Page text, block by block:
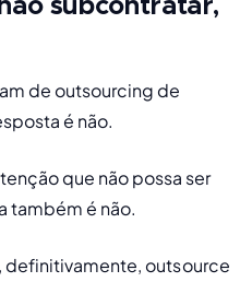
subcontratar,
de outsourcing de
é não.
que não possa ser
também é não.
definitivamente, outsource